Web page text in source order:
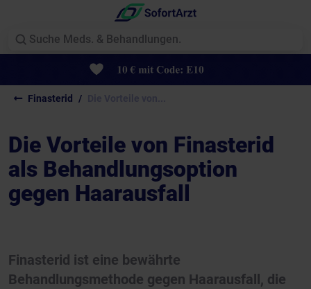
Finasterid
Die Vorteile von Finasterid
als Behandlungsoption
gegen Haarausfall
Finasterid ist eine bewährte
Behandlungsmethode gegen Haarausfall, die